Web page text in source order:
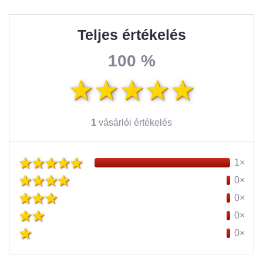
Teljes értékelés
100 %
1 vásárlói értékelés
1×
0×
0×
0×
0×